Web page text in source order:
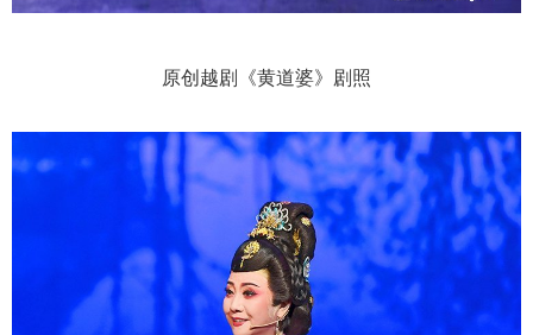
原创越剧《黄道婆》剧照